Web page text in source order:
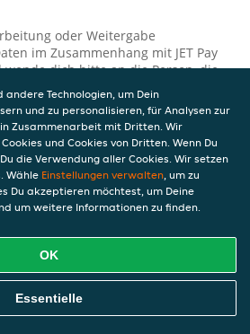
oder Weitergabe
im Zusammenhang mit JET Pay
wende dich bitte an die Person, die
gewährt (das kann dein
usw. sein). Dies ist
die Person, die dir das Guthaben
Verantwortung für die Verarbeitung
personenbezogenen Daten haben.
oder Beschwerden in Bezug auf
personenbezogenen Daten haben,
Wir würden uns auch über
zur Verbesserung unserer Erklärung
Technologien, um Dein
und zu personalisieren, für Analysen zur
Zusammenarbeit mit Dritten. Wir
und Cookies von Dritten. Wenn Du
die Verwendung aller Cookies. Wir setzen
Wähle Einstellungen verwalten, um zu
Du akzeptieren möchtest, um Deine
um weitere Informationen zu finden.
OK
Essentielle